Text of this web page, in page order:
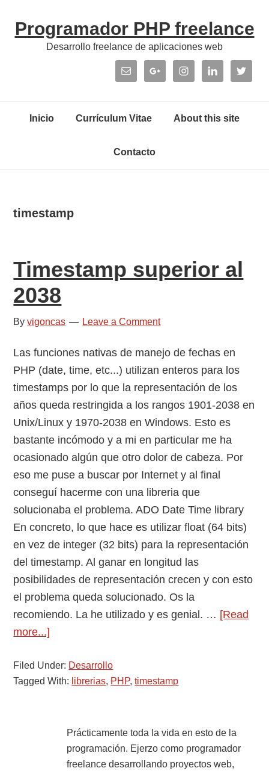
links
Programador PHP freelance
Desarrollo freelance de aplicaciones web
MainInicio Currículum Vitae About this site
Contacto
timestamp
Timestamp superior al
2038
Byvigoncas Leave a Comment
Las funciones nativas de manejo de fechas en
PHP (date, time, etc...) utilizan enteros para los
timestamps por lo que la representación de los
años queda restringida a los rangos 1901-2038 en
Unix/Linux y 1970-2038 en Windows. Esto es
bastante incómodo y a mi en particular me ha
ocasionado algún que otro dolor de cabeza. Por
eso me puse a buscar por Internet y al final
conseguí hacerme con una libreria que
solucionaba el problema. ADO Date Time library
En concreto, lo que hace es utilizar float (64 bits)
en vez de integer (32 bits) para la representación
del timestamp. Al ganar en longitud las
posibilidades de representación crecen y con esto
el problema queda solucionado. Os la
recomiendo. La he utilizado y es genial. … [Read
more...]
superior
al
Filed Under: Desarrollo
Tagged With: librerias, PHP,timestamp
Primary
Sidebar
Prácticamente toda la vida en esto de la
programación. Ejerzo como programador
freelance desarrollando proyectos web,